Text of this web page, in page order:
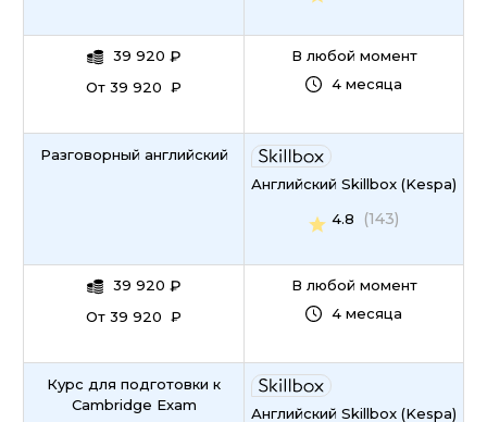
39 920 ₽
От 39 920 ₽
В любой момент
4 месяца
Разговорный английский
39 920 ₽
От 39 920 ₽
Английский Skillbox (Kespa)
4.8
(143)
В любой момент
4 месяца
Курс для подготовки к
Cambridge Exam
Английский Skillbox (Kespa)